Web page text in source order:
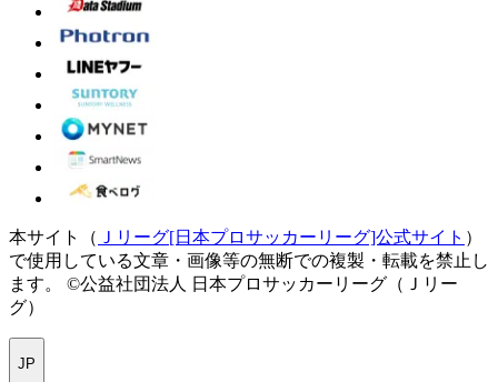
本サイト（ Ｊリーグ[日本プロサッカーリーグ]公式サイト ）
で使用している文章・画像等の無断での複製・転載を禁止し
ます。
©公益社団法人 日本プロサッカーリーグ（Ｊリー
グ）
JP